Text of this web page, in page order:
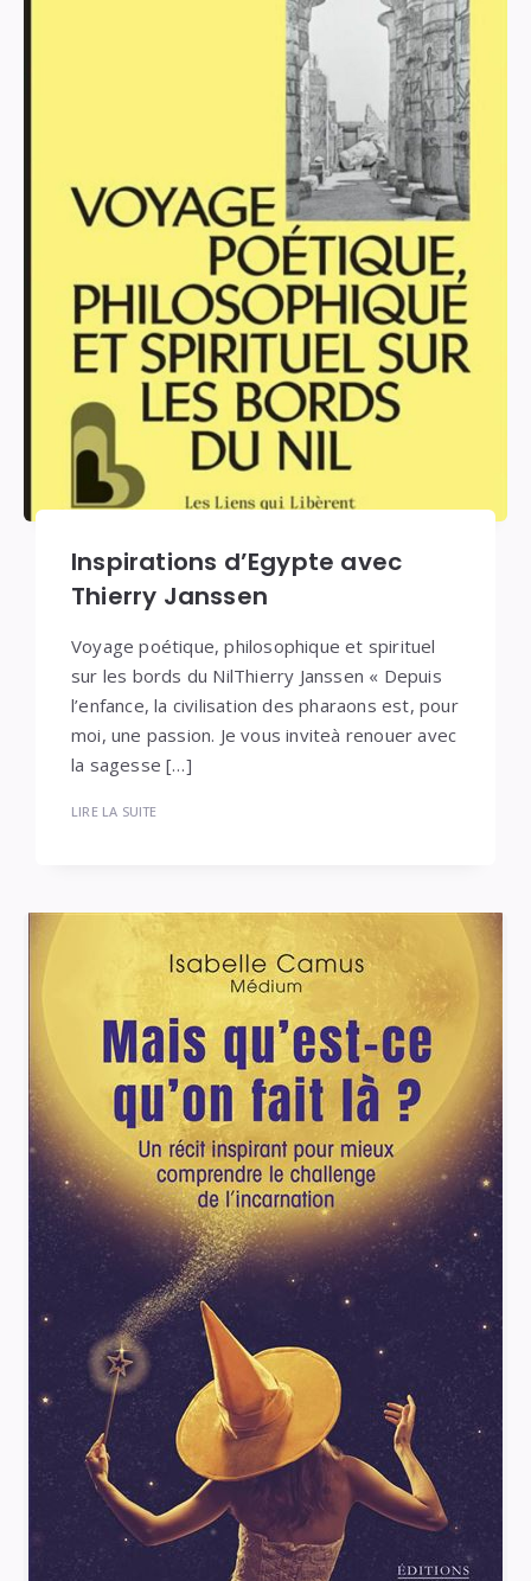
Inspirations d’Egypte avec
Thierry Janssen
Voyage poétique, philosophique et spirituel
sur les bords du NilThierry Janssen « Depuis
l’enfance, la civilisation des pharaons est, pour
moi, une passion. Je vous inviteà renouer avec
la sagesse […]
LIRE LA SUITE